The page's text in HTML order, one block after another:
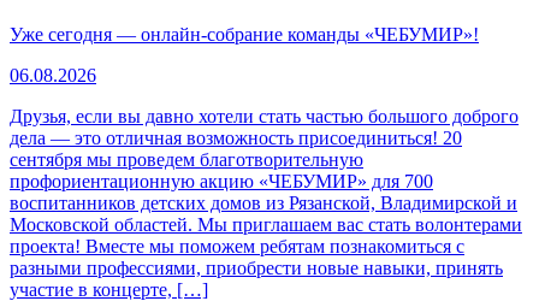
Уже сегодня — онлайн-собрание команды «ЧЕБУМИР»!
06.08.2026
Друзья, если вы давно хотели стать частью большого доброго
дела — это отличная возможность присоединиться! 20
сентября мы проведем благотворительную
профориентационную акцию «ЧЕБУМИР» для 700
воспитанников детских домов из Рязанской, Владимирской и
Московской областей. Мы приглашаем вас стать волонтерами
проекта! Вместе мы поможем ребятам познакомиться с
разными профессиями, приобрести новые навыки, принять
участие в концерте, […]